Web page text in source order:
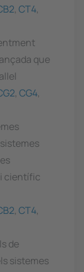
, CT4,
que
, CG4,
científic
, CT4,
de
sistemes